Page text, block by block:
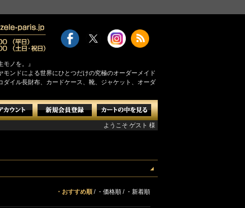
ノを。』
ンドによる世界にひとつだけの究極のオーダーメイド
イル長財布、カードケース、靴、ジャケット、オーダ
ようこそ ゲスト 様
・おすすめ順 / ・価格順 / ・新着順